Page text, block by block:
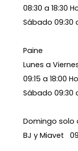
08:30 a 18:30
Sábado 09:30
Paine
Lunes a
09:15 a 18:00
Sábado 09:30
Domingo solo
BJ y Miavet